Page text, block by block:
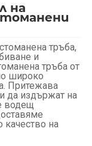
на
тръба,
и
тръба от
широко
Притежава
да издържат на
водещ
на